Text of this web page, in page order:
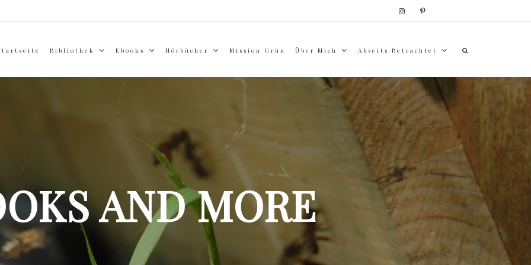
Bibliothek Ebooks Hörbücher Mission Grün Über Mich Abseits Betrachtet
AND MORE